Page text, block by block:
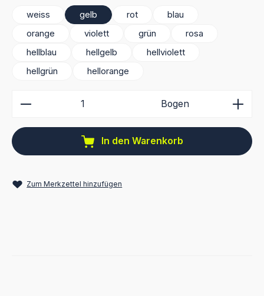
weiss
gelb rot
blau
orange
violett grün
rosa
hellblau
hellgelb
hellviolett
hellgrün
hellorange
Produkt Anzahl: Gib den gewünschten Wert ein
Bogen
In den Warenkorb
Zum Merkzettel hinzufügen